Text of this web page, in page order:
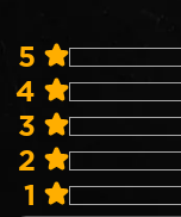
5
4
3
2
1